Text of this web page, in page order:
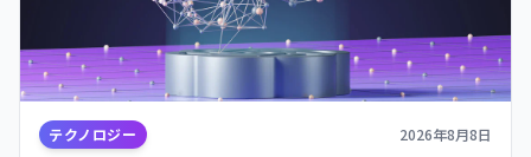
テクノロジー 2026年8月8日